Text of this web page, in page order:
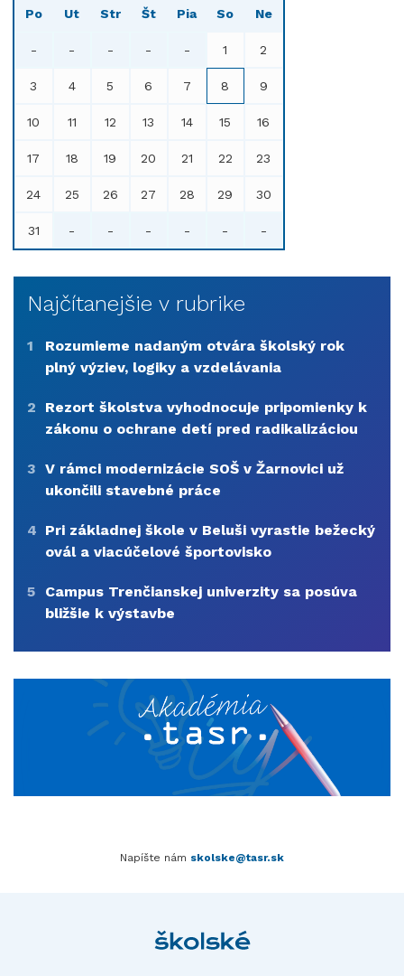
Po Ut Str Št Pia So Ne
- - - - - 1 2
3 4 5 6 7 8 9
10 11 12 13 14 15 16
17 18 19 20 21 22 23
24 25 26 27 28 29 30
31 - - - - - -
Najčítanejšie v rubrike
1
Rozumieme nadaným otvára školský rok
plný výziev, logiky a vzdelávania
2
Rezort školstva vyhodnocuje pripomienky k
zákonu o ochrane detí pred radikalizáciou
3 V rámci modernizácie SOŠ v Žarnovici už
ukončili stavebné práce
4 Pri základnej škole v Beluši vyrastie bežecký
ovál a viacúčelové športovisko
5
Campus Trenčianskej univerzity sa posúva
bližšie k výstavbe
Napíšte nám skolske@tasr.sk